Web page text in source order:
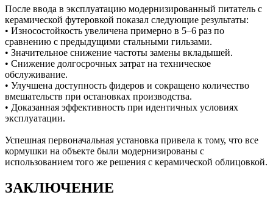
После ввода в эксплуатацию модернизированный питатель с
керамической футеровкой показал следующие результаты:
• Износостойкость увеличена примерно в 5–6 раз по
сравнению с предыдущими стальными гильзами.
• Значительное снижение частоты замены вкладышей.
• Снижение долгосрочных затрат на техническое
обслуживание.
• Улучшена доступность фидеров и сокращено количество
вмешательств при остановках производства.
• Доказанная эффективность при идентичных условиях
эксплуатации.
Успешная первоначальная установка привела к тому, что все
кормушки на объекте были модернизированы с
использованием того же решения с керамической облицовкой.
ЗАКЛЮЧЕНИЕ